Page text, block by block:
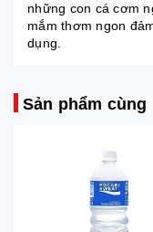
những con cá cơm
mắm thơm ngon
dụng.
Sản phẩm cùng